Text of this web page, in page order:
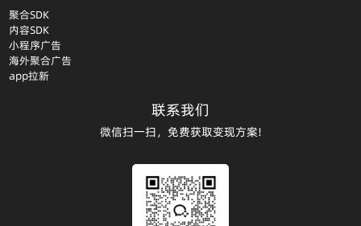
聚合SDK
内容SDK
小程序广告
海外聚合广告
app拉新
联系我们
微信扫一扫，免费获取变现方案!